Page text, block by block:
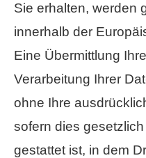
Sie erhalten, werden
innerhalb der
Eine Übermittlung
Verarbeitung Ihrer
ohne Ihre
sofern dies
gestattet ist, in dem